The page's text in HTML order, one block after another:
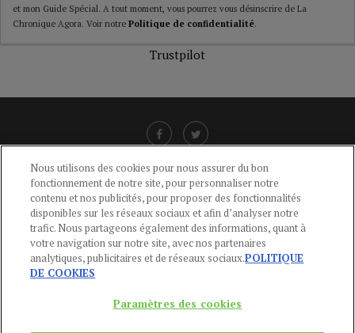
et mon Guide Spécial. A tout moment, vous pourrez vous désinscrire de La
Chronique Agora. Voir notre Politique de confidentialité.
Trustpilot
LIENS UTILES
CGU-POLITIQUE DE CONFIDENTIALITÉ -POLITIQUE DES COOKIES
MENTIONS LÉGALES -AIDE
CONTACT
Du Lundi au Vendredi, 9h-13h et 14h-17h
Nous utilisons des cookies pour nous assurer du bon
fonctionnement de notre site, pour personnaliser notre
contenu et nos publicités, pour proposer des fonctionnalités
disponibles sur les réseaux sociaux et afin d’analyser notre
trafic. Nous partageons également des informations, quant à
votre navigation sur notre site, avec nos partenaires
analytiques, publicitaires et de réseaux sociaux.POLITIQUE
DE COOKIES
Paramètres des cookies